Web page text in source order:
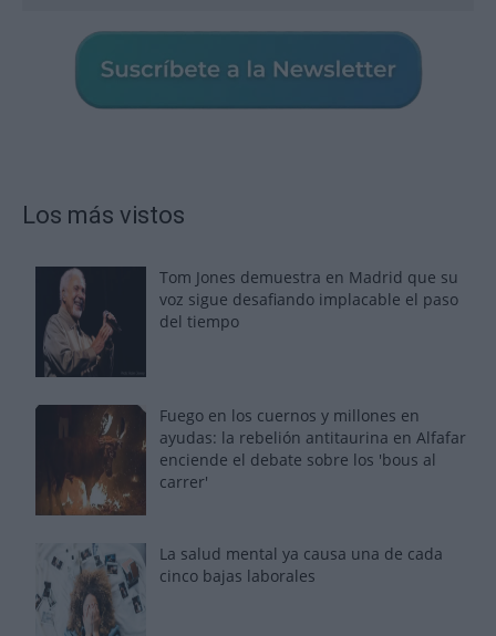
Los más vistos
Tom Jones demuestra en Madrid que su
voz sigue desafiando implacable el paso
del tiempo
Fuego en los cuernos y millones en
ayudas: la rebelión antitaurina en Alfafar
enciende el debate sobre los 'bous al
carrer'
La salud mental ya causa una de cada
cinco bajas laborales